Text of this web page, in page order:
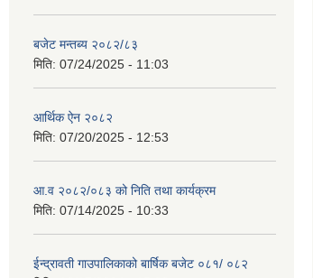
बजेट मन्तब्य २०८२/८३
मिति: 07/24/2025 - 11:03
आर्थिक ऐन २०८२
मिति: 07/20/2025 - 12:53
आ.व २०८२/०८३ को निति तथा कार्यक्रम
मिति: 07/14/2025 - 10:33
ईन्द्रावती गाउपालिकाको बार्षिक बजेट ०८१/ ०८२